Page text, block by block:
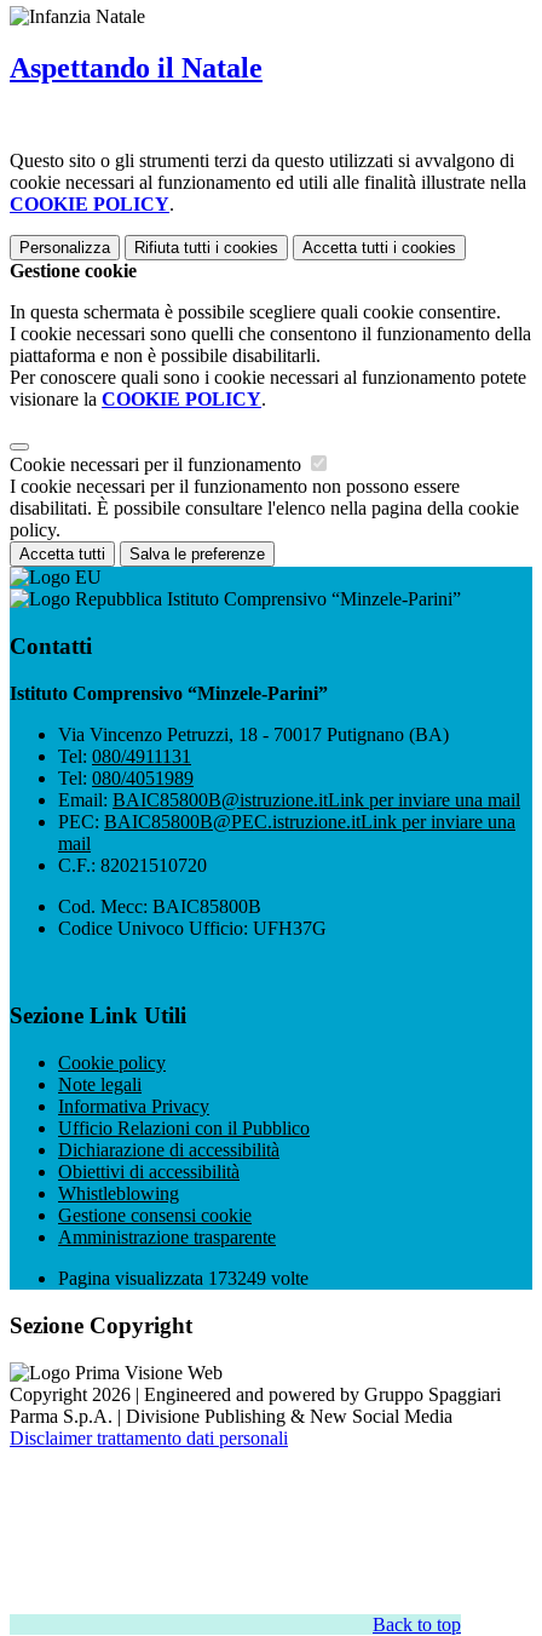
Aspettando il Natale
Questo sito o gli strumenti terzi da questo utilizzati si avvalgono di
cookie necessari al funzionamento ed utili alle finalità illustrate nella
COOKIE POLICY.
Personalizza Rifiuta tutti i cookies Accetta tutti i cookies
Gestione cookie
In questa schermata è possibile scegliere quali cookie consentire.
I cookie necessari sono quelli che consentono il funzionamento della
piattaforma e non è possibile disabilitarli.
Per conoscere quali sono i cookie necessari al funzionamento potete
visionare la COOKIE POLICY.
Cookie necessari per il funzionamento
I cookie necessari per il funzionamento non possono essere
disabilitati. È possibile consultare l'elenco nella pagina della cookie
policy.
Accetta tutti Salva le preferenze
Istituto Comprensivo “Minzele-Parini”
Contatti
Istituto Comprensivo “Minzele-Parini”
Via Vincenzo Petruzzi, 18 - 70017 Putignano (BA)
Tel: 080/4911131
Tel: 080/4051989
Email: BAIC85800B@istruzione.itLink per inviare una mail
PEC: BAIC85800B@PEC.istruzione.itLink per inviare una
mail
C.F.: 82021510720
Cod. Mecc: BAIC85800B
Codice Univoco Ufficio: UFH37G
Sezione Link Utili
Cookie policy
Note legali
Informativa Privacy
Ufficio Relazioni con il Pubblico
Dichiarazione di accessibilità
Obiettivi di accessibilità
Whistleblowing
Gestione consensi cookie
Amministrazione trasparente
Pagina visualizzata 173249 volte
Sezione Copyright
Copyright 2026 | Engineered and powered by Gruppo Spaggiari
Parma S.p.A. | Divisione Publishing & New Social Media
Disclaimer trattamento dati personali
Back to top